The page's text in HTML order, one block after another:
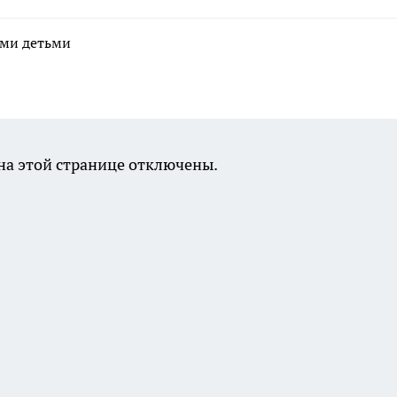
детьми
этой странице отключены.